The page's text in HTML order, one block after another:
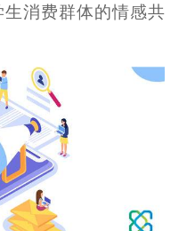
消费群体的情感共